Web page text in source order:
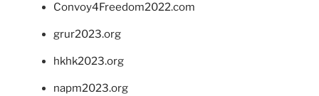
Convoy4Freedom2022.com
grur2023.org
hkhk2023.org
napm2023.org